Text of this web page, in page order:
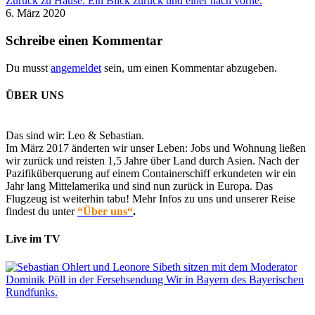
6. März 2020
Schreibe einen Kommentar
Du musst angemeldet sein, um einen Kommentar abzugeben.
ÜBER UNS
Das sind wir: Leo & Sebastian.
Im März 2017 änderten wir unser Leben: Jobs und Wohnung ließen
wir zurück und reisten 1,5 Jahre über Land durch Asien. Nach der
Pazifiküberquerung auf einem Containerschiff erkundeten wir ein
Jahr lang Mittelamerika und sind nun zurück in Europa. Das
Flugzeug ist weiterhin tabu! Mehr Infos zu uns und unserer Reise
findest du unter“Über uns“.
Live im TV